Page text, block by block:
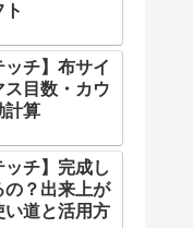
ッチ】布サイ
ス目数・カウ
計算
ッチ】完成し
の？出来上が
い道と活用方